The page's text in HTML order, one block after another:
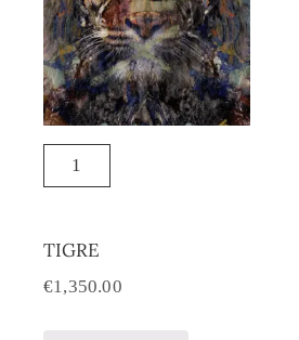
TIGRE
€1,350.00